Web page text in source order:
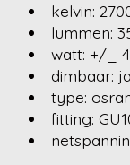
kelvin:
lummen:
watt: +/_
dimbaar: ja
type:
fitting: